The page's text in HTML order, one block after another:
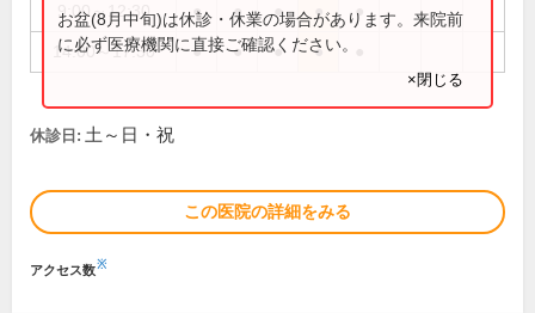
9:00～12:30 ● ● ● ● ●
14:00～17:30 ● ● ● ●
お盆(8月中旬)は休診・休業の場合があります。来院前
に必ず医療機関に直接ご確認ください。
×閉じる
休診日: 土～日・祝
この医院の詳細をみる
アクセス数※